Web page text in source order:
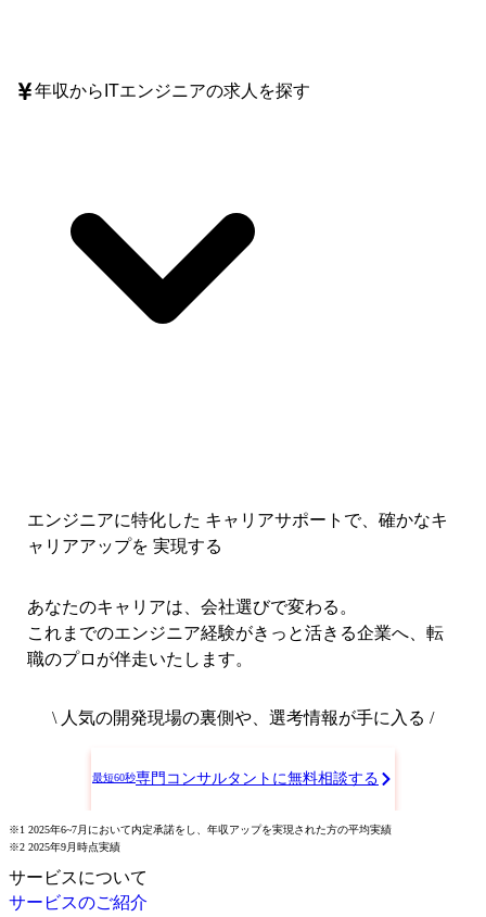
年収からITエンジニアの求人を探す
エンジニアに特化した キャリアサポートで、 確かなキ
ャリアアップを 実現する
あなたのキャリアは、会社選びで変わる。
これまでのエンジニア経験がきっと活きる企業へ、転
職のプロが伴走いたします。
\ 人気の開発現場の裏側や、選考情報が手に入る /
最短60秒専門コンサルタントに無料相談する
※1 2025年6~7月において内定承諾をし、年収アップを実現された方の平均実績
※2 2025年9月時点実績
サービスについて
サービスのご紹介